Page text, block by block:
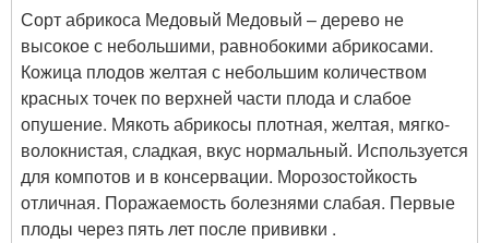
Сорт абрикоса Медовый Медовый – дерево не
высокое с небольшими, равнобокими абрикосами.
Кожица плодов желтая с небольшим количеством
красных точек по верхней части плода и слабое
опушение. Мякоть абрикосы плотная, желтая, мягко-
волокнистая, сладкая, вкус нормальный. Используется
для компотов и в консервации. Морозостойкость
отличная. Поражаемость болезнями слабая. Первые
плоды через пять лет после прививки .